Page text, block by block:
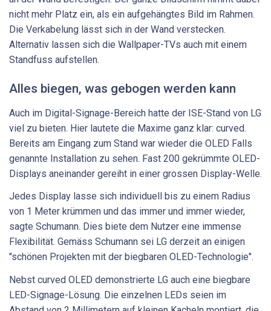
nicht mehr Platz ein, als ein aufgehängtes Bild im Rahmen.
Die Verkabelung lässt sich in der Wand verstecken.
Alternativ lassen sich die Wallpaper-TVs auch mit einem
Standfuss aufstellen.
Alles biegen, was gebogen werden kann
Auch im Digital-Signage-Bereich hatte der ISE-Stand von LG
viel zu bieten. Hier lautete die Maxime ganz klar: curved.
Bereits am Eingang zum Stand war wieder die OLED Falls
genannte Installation zu sehen. Fast 200 gekrümmte OLED-
Displays aneinander gereiht in einer grossen Display-Welle.
Jedes Display lasse sich individuell bis zu einem Radius
von 1 Meter krümmen und das immer und immer wieder,
sagte Schumann. Dies biete dem Nutzer eine immense
Flexibilität. Gemäss Schumann sei LG derzeit an einigen
"schönen Projekten mit der biegbaren OLED-Technologie".
Nebst curved OLED demonstrierte LG auch eine biegbare
LED-Signage-Lösung. Die einzelnen LEDs seien im